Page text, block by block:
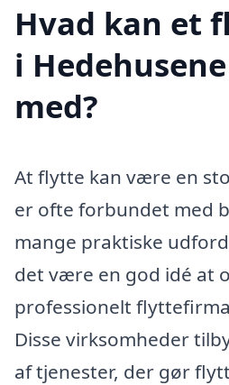
Hvad kan et
i
med?
At flytte kan være en
er ofte forbundet med
mange praktiske
det være en god idé at
professionelt
Disse virksomheder
af tjenester, der gør